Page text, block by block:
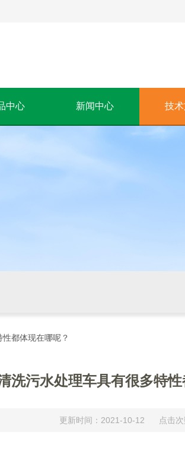
中心 新闻中心 技
都体现在哪呢？
洗污水处理车具有很多特
更新时间：2021-10-12 点击次